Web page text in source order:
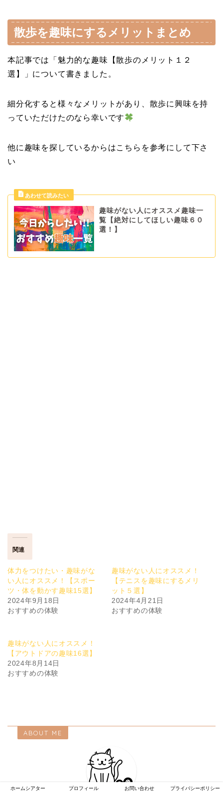
散歩を趣味にするメリットまとめ
本記事では「魅力的な趣味【散歩のメリット１２
選】」について書きました。
細分化すると様々なメリットがあり、散歩に興味を持
っていただけたのなら幸いです
他に趣味を探しているからはこちらを参考にして下さ
い
趣味がない人にオススメ趣味一
覧【絶対にしてほしい趣味６０
選！】
関連
体力をつけたい・趣味がな
い人にオススメ！【スポー
ツ・体を動かす趣味15選】
2024年9月18日
おすすめの体験
趣味がない人にオススメ！
【テニスを趣味にするメリ
ット５選】
2024年4月21日
おすすめの体験
趣味がない人にオススメ！
【アウトドアの趣味16選】
2024年8月14日
おすすめの体験
ABOUT ME
ホームシアター プロフィール お問い合わせ プライバシーポリシー